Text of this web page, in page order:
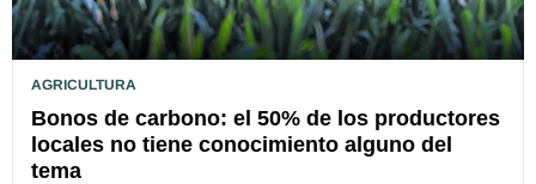
AGRICULTURA
Bonos de carbono: el 50% de los productores
locales no tiene conocimiento alguno del
tema